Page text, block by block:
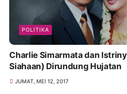
POLITIKA
Charlie Simarmata dan
Siahaan) Dirundung Hujatan
JUMAT, MEI 12, 2017